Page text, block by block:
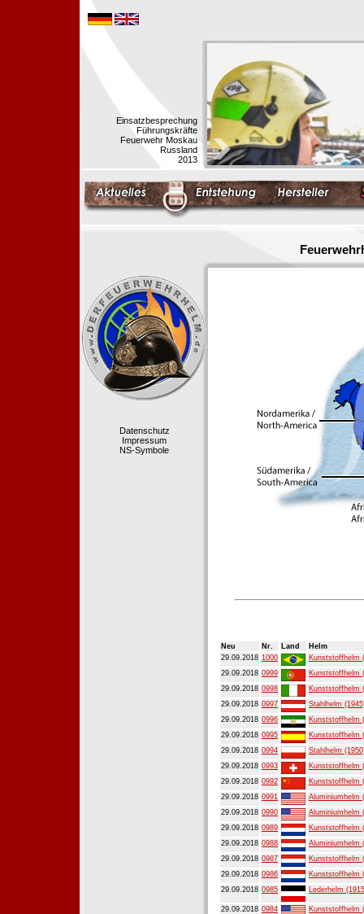
Einsatzbesprechung
Führungskräfte
Feuerwehr Moskau
Russland
2013
Datenschutz
Impressum
NS-Symbole
Neu Nr. Land
Helm
29.09.2018 1000
Kunststoffhelm
29.09.2018 0999
Kunststoffhelm
29.09.2018 0998
Kunststoffhelm
29.09.2018 0997
Stahlhelm
29.09.2018 0996
Kunststoffhelm
29.09.2018 0995
Kunststoffhelm
29.09.2018 0994
Stahlhelm
29.09.2018 0993
Kunststoffhelm
29.09.2018 0992
Kunststoffhelm
29.09.2018 0991
Aluminiumhelm
29.09.2018 0990
Aluminiumhelm
29.09.2018 0989
Kunststoffhelm
29.09.2018 0988
Aluminiumhelm
29.09.2018 0987
Kunststoffhelm
29.09.2018 0986
Kunststoffhelm
29.09.2018 0985 Lederhelm
29.09.2018 0984
Kunststoffhelm